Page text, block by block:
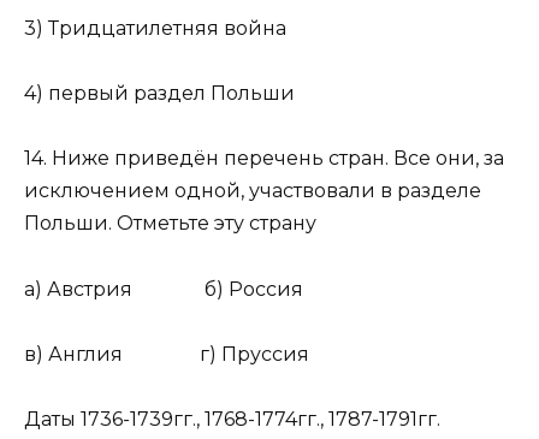
3) Тридцатилетняя война
4) первый раздел Польши
14. Ниже приведён перечень стран. Все они, за
исключением одной, участвовали в разделе
Польши. Отметьте эту страну
а) Австрия б) Россия
в) Англия г) Пруссия
Даты 1736-1739гг., 1768-1774гг., 1787-1791гг.